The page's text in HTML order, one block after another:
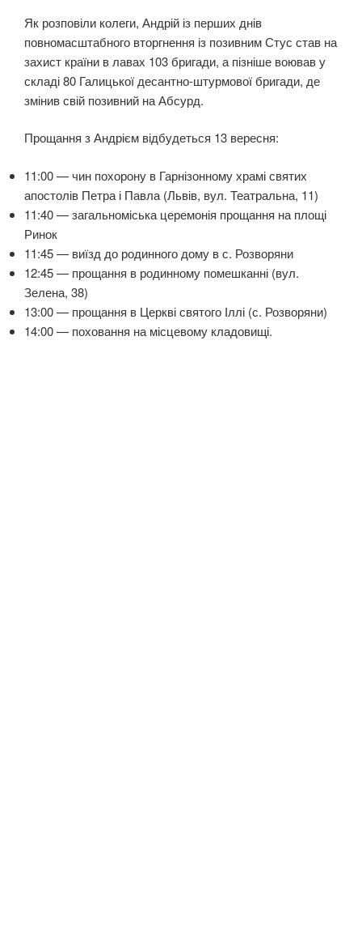
Як розповіли колеги, Андрій із перших днів
повномасштабного вторгнення із позивним Стус став на
захист країни в лавах 103 бригади, а пізніше воював у
складі 80 Галицької десантно-штурмової бригади, де
змінив свій позивний на Абсурд.
Прощання з Андрієм відбудеться 13 вересня:
11:00 — чин похорону в Гарнізонному храмі святих
апостолів Петра і Павла (Львів, вул. Театральна, 11)
11:40 — загальноміська церемонія прощання на площі
Ринок
11:45 — виїзд до родинного дому в с. Розворяни
12:45 — прощання в родинному помешканні (вул.
Зелена, 38)
13:00 — прощання в Церкві святого Іллі (с. Розворяни)
14:00 — поховання на місцевому кладовищі.